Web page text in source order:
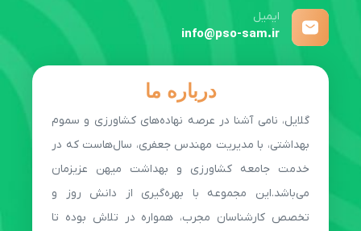
درباره ما
گلایل، نامی آشنا در عرصه نهاده‌های کشاورزی و سموم
بهداشتی، با مدیریت مهندس جعفری، سال‌هاست که در
خدمت جامعه کشاورزی و بهداشت میهن عزیزمان
می‌باشد.این مجموعه با بهره‌گیری از دانش روز و
تخصص کارشناسان مجرب، همواره در تلاش بوده تا
ایمیل
info@pso-sam.ir